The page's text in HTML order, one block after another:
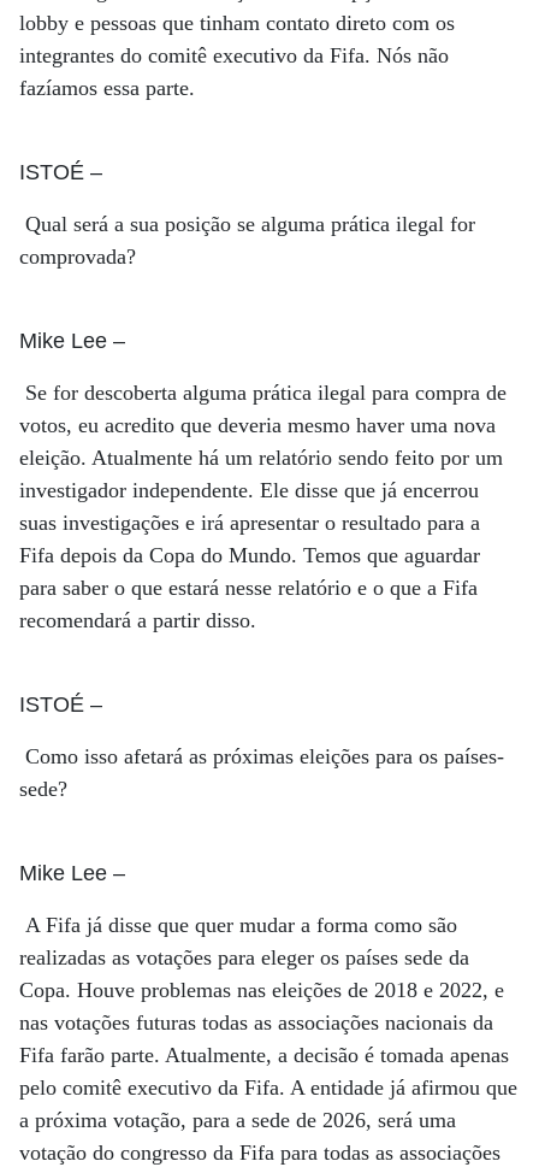
lobby e pessoas que tinham contato direto com os
integrantes do comitê executivo da Fifa. Nós não
fazíamos essa parte.
ISTOÉ –
Qual será a sua posição se alguma prática ilegal for
comprovada?
Mike Lee –
Se for descoberta alguma prática ilegal para compra de
votos, eu acredito que deveria mesmo haver uma nova
eleição. Atualmente há um relatório sendo feito por um
investigador independente. Ele disse que já encerrou
suas investigações e irá apresentar o resultado para a
Fifa depois da Copa do Mundo. Temos que aguardar
para saber o que estará nesse relatório e o que a Fifa
recomendará a partir disso.
ISTOÉ –
Como isso afetará as próximas eleições para os países-
sede?
Mike Lee –
A Fifa já disse que quer mudar a forma como são
realizadas as votações para eleger os países sede da
Copa. Houve problemas nas eleições de 2018 e 2022, e
nas votações futuras todas as associações nacionais da
Fifa farão parte. Atualmente, a decisão é tomada apenas
pelo comitê executivo da Fifa. A entidade já afirmou que
a próxima votação, para a sede de 2026, será uma
votação do congresso da Fifa para todas as associações